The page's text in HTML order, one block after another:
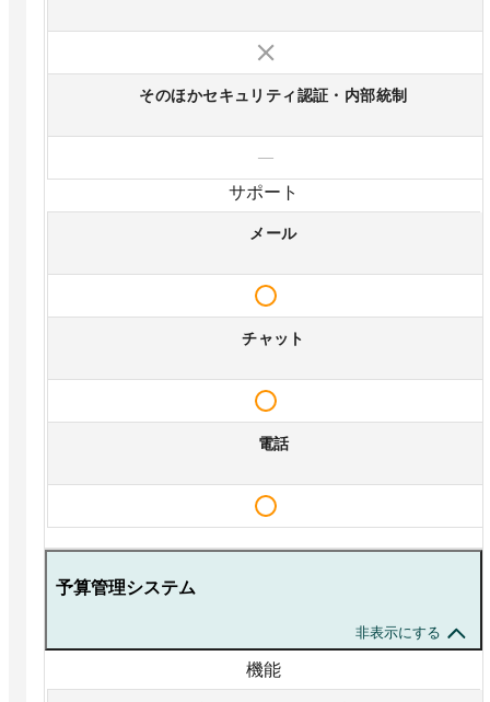
そのほかセキュリティ認証・内部統制
—
サポート
メール
チャット
電話
予算管理システム
非表示にする
機能